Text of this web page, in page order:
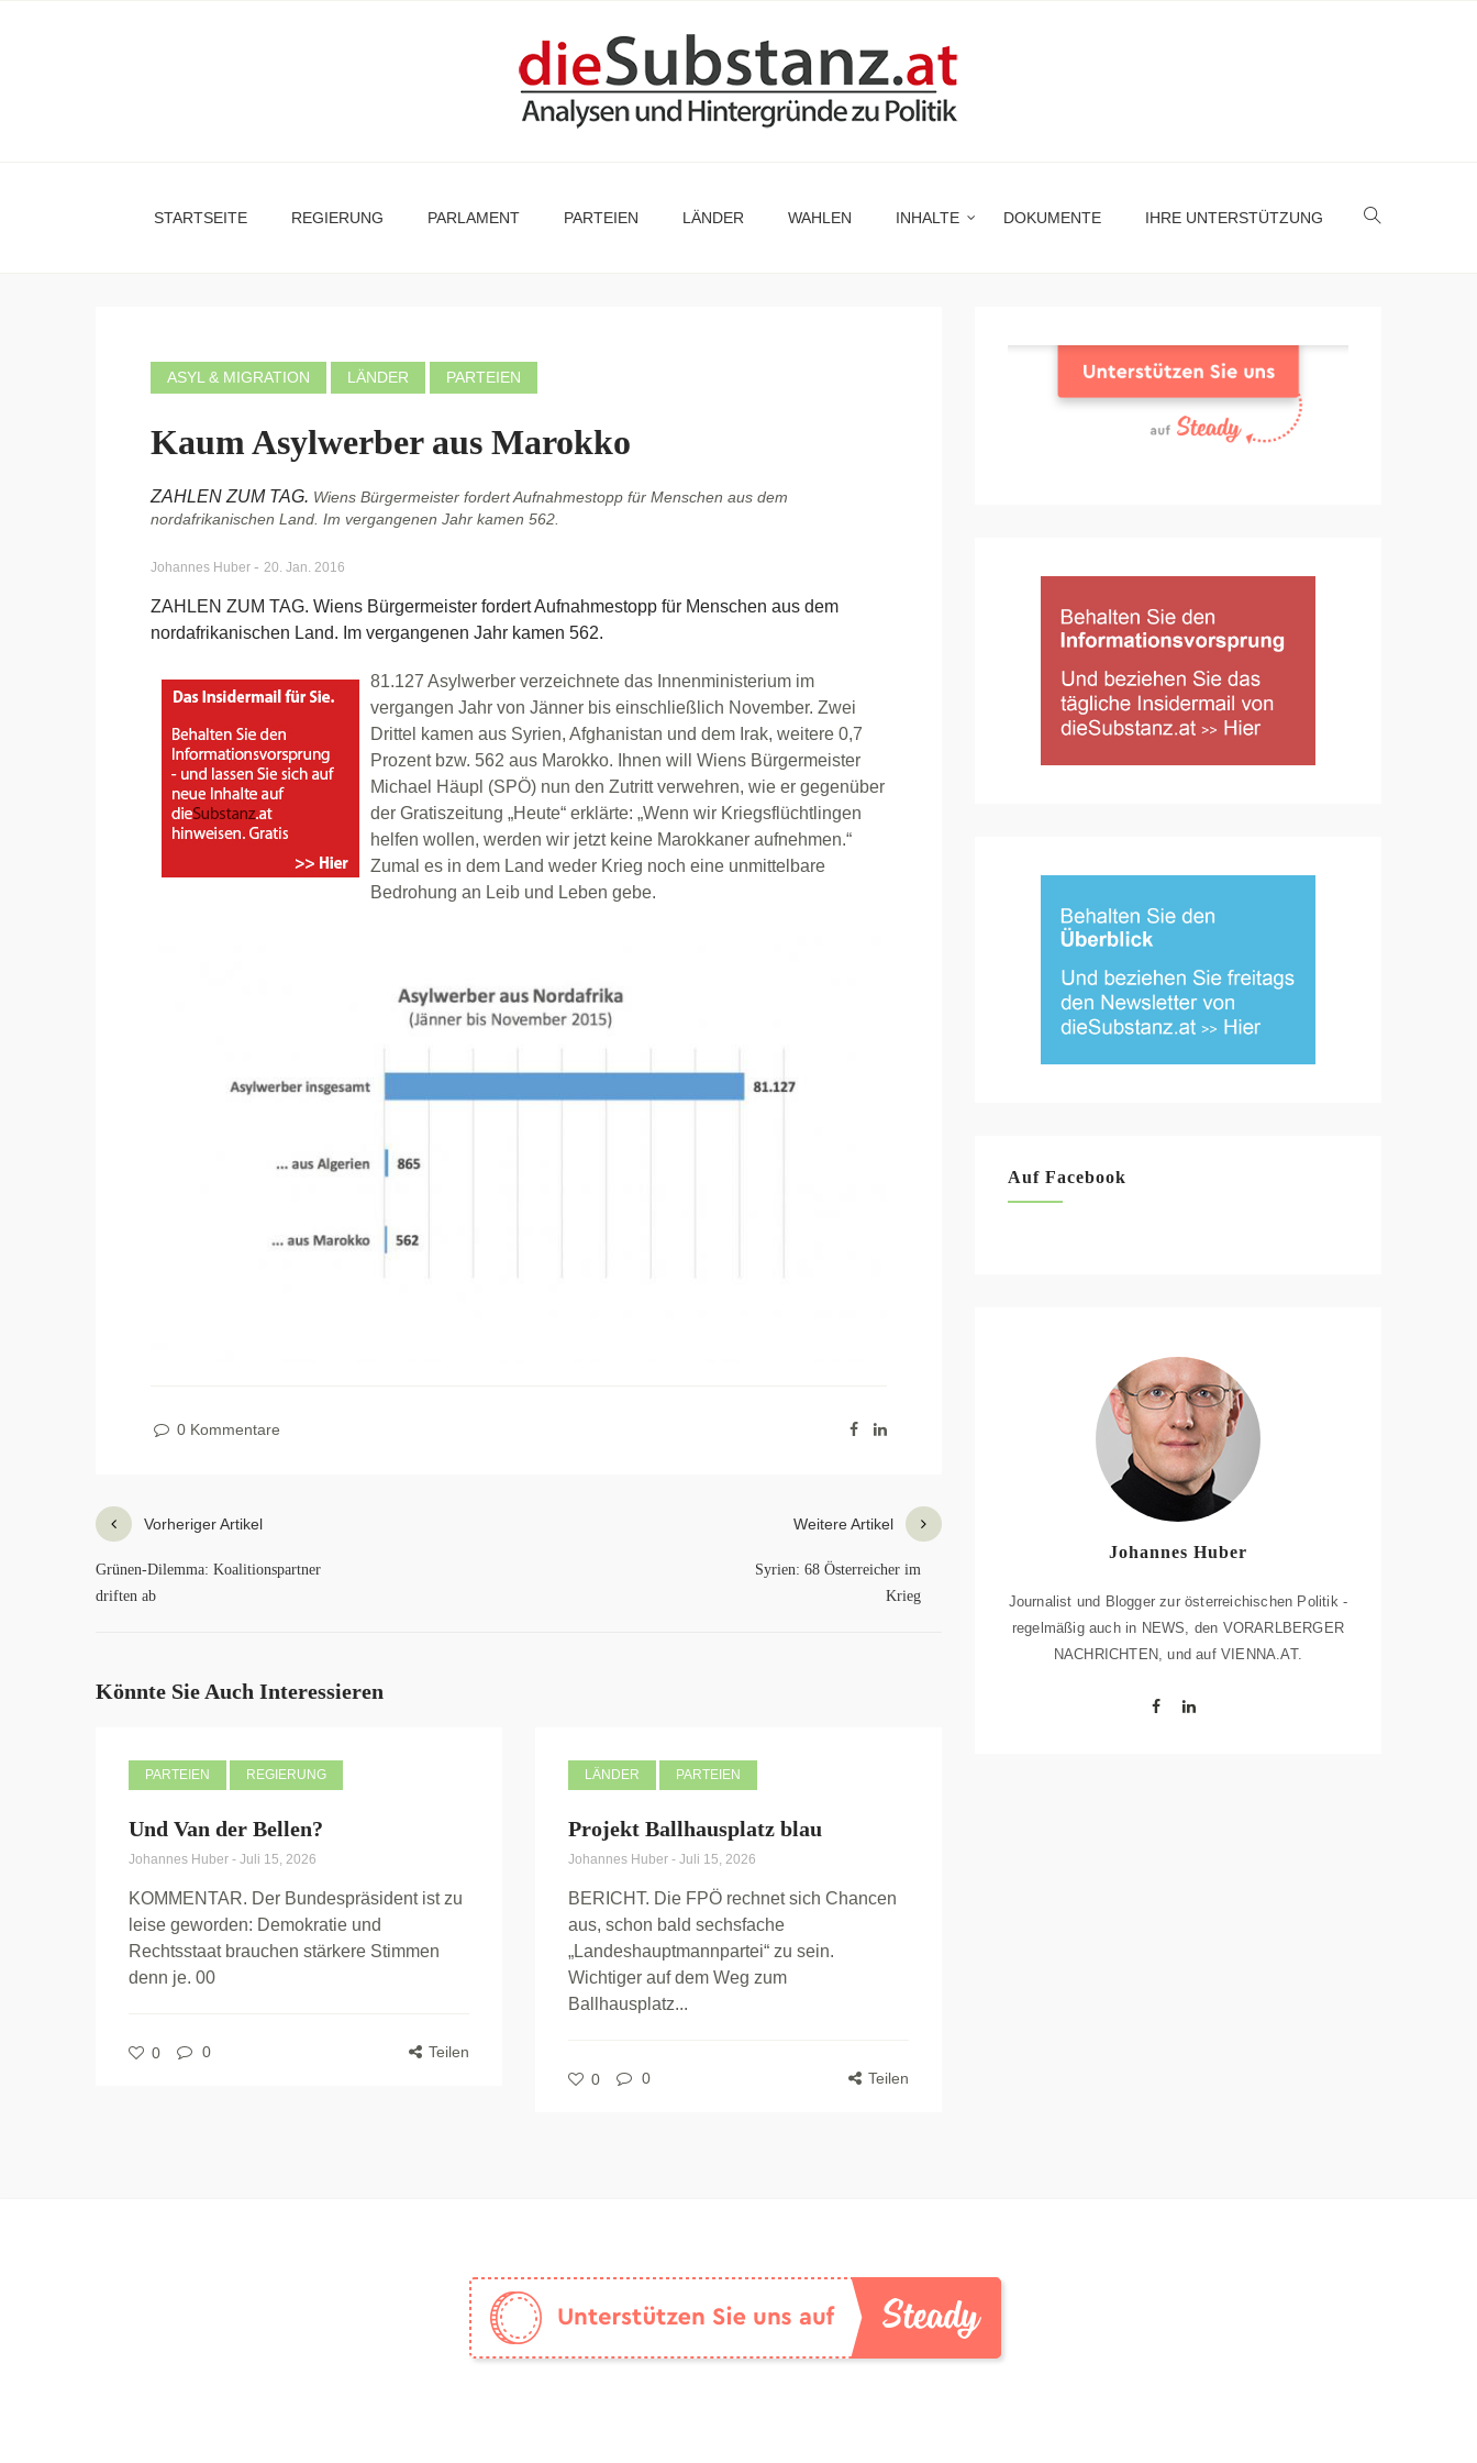
STARTSEITE REGIERUNG PARLAMENT PARTEIEN LÄNDER WAHLEN INHALTE DOKUMENTE IHRE UNTERSTÜTZUNG
ASYL & MIGRATION LÄNDER PARTEIEN
Kaum Asylwerber aus Marokko
ZAHLEN ZUM TAG. Wiens Bürgermeister fordert Aufnahmestopp für Menschen aus dem
nordafrikanischen Land. Im vergangenen Jahr kamen 562.
Johannes Huber - 20. Jan. 2016
ZAHLEN ZUM TAG. Wiens Bürgermeister fordert Aufnahmestopp für Menschen aus dem
nordafrikanischen Land. Im vergangenen Jahr kamen 562.
81.127 Asylwerber verzeichnete das Innenministerium im
vergangen Jahr von Jänner bis einschließlich November. Zwei
Drittel kamen aus Syrien, Afghanistan und dem Irak, weitere 0,7
Prozent bzw. 562 aus Marokko. Ihnen will Wiens Bürgermeister
Michael Häupl (SPÖ) nun den Zutritt verwehren, wie er gegenüber
der Gratiszeitung „Heute“ erklärte: „Wenn wir Kriegsflüchtlingen
helfen wollen, werden wir jetzt keine Marokkaner aufnehmen.“
Zumal es in dem Land weder Krieg noch eine unmittelbare
Bedrohung an Leib und Leben gebe.
0 Kommentare
Vorheriger Artikel
Grünen-Dilemma: Koalitionspartner
driften ab
Weitere Artikel
Syrien: 68 Österreicher im
Krieg
Könnte Sie Auch Interessieren
PARTEIEN REGIERUNG
Und Van der Bellen?
Johannes Huber - Juli 15, 2026
KOMMENTAR. Der Bundespräsident ist zu
leise geworden: Demokratie und
Rechtsstaat brauchen stärkere Stimmen
denn je. 00
0 0 Teilen
LÄNDER PARTEIEN
Projekt Ballhausplatz blau
Johannes Huber - Juli 15, 2026
BERICHT. Die FPÖ rechnet sich Chancen
aus, schon bald sechsfache
„Landeshauptmannpartei“ zu sein.
Wichtiger auf dem Weg zum
Ballhausplatz...
0 0 Teilen
Auf Facebook
Johannes Huber
Journalist und Blogger zur österreichischen Politik -
regelmäßig auch in NEWS, den VORARLBERGER
NACHRICHTEN, und auf VIENNA.AT.